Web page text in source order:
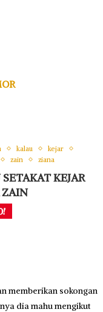
kalau
kejar
zain ziana
KEJAR
memberikan sokongan
dia mahu mengikut